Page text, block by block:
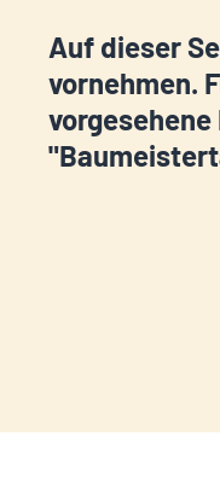
Auf dieser
vornehmen.